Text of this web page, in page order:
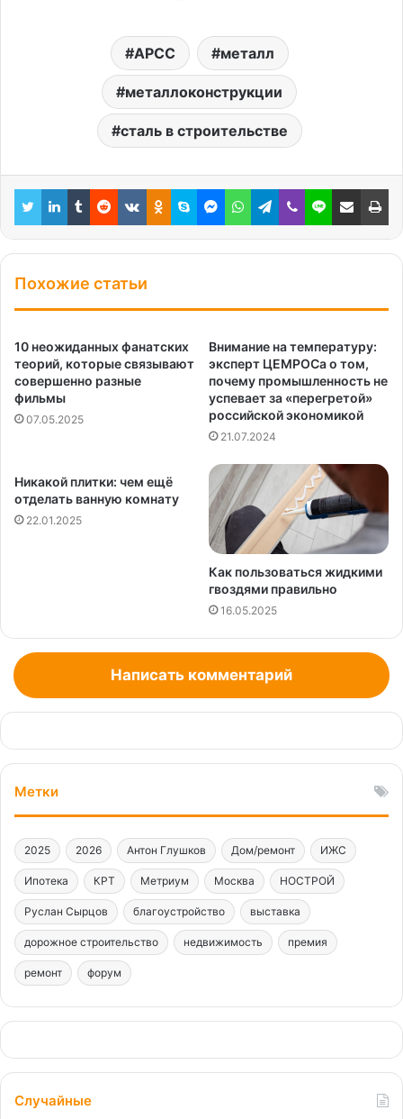
АРСС металл
металлоконструкции
сталь в строительстве
TwitterLinkedIn
TumblrRedditВконтакте
Одноклассники
SkypeMessenger
WhatsApp
Telegram
ViberLine Поделиться через электронную почту
Похожие статьи
10 неожиданных фанатских
теорий, которые связывают
совершенно разные
фильмы
07.05.2025
Внимание на температуру:
эксперт ЦЕМРОСа о том,
почему промышленность не
успевает за «перегретой»
российской экономикой
21.07.2024
Никакой плитки: чем ещё
отделать ванную комнату
22.01.2025
Как пользоваться жидкими
гвоздями правильно
16.05.2025
Написать комментарий
Метки
2025 2026 Антон Глушков Дом/ремонт ИЖС
Ипотека КРТ Метриум Москва НОСТРОЙ
Руслан Сырцов благоустройство выставка
дорожное строительство недвижимость премия
ремонт форум
Случайные